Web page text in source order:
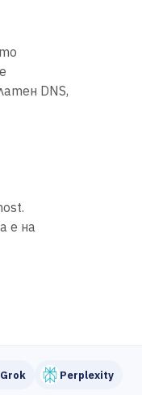
DNS,
е на
Grok Perplexity